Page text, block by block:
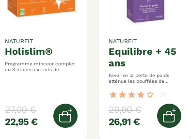
holislim®
NATURFIT
Programme minceur complet
en 3 étapes extraits de
27,00 €
22,95 €
Ajouter au panier
equilibre + 45
ans
NATURFIT
Favorise la perte de poids
atténue les bouffées de
hormonal
star star star star star_border (1)
29,90 €
26,91 €